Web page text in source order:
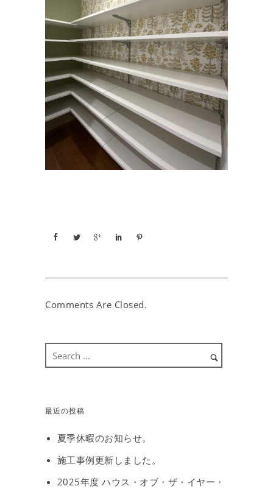
Comments Are Closed.
最近の投稿
夏季休暇のお知らせ。
施工事例更新しました。
2025年度 ハウス・オブ・ザ・イヤー・